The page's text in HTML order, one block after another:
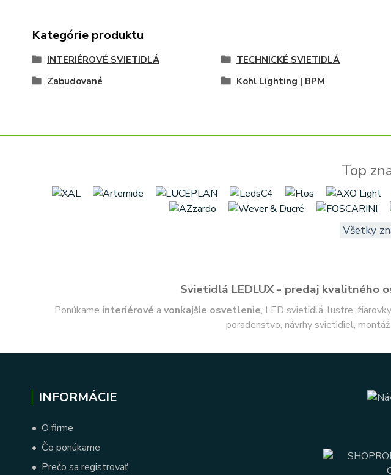
Kategórie produktu
INTERIÉROVÉ SVIETIDLÁ TECHNICKÉ SVIETIDLÁ
Zabudované
Kohl Lighting | BPM
Top
Všetky
Svietidlá LEDLUX - predaj kvalitného
Ponúkame interiérové a vonkajšie osvetlenie, LED svietidlá, lustre,
poradenstvo, návrhy svietidiel,
INFORMÁCIE
• O firme
• Čo ponúkame
• Prečo sa registrovať